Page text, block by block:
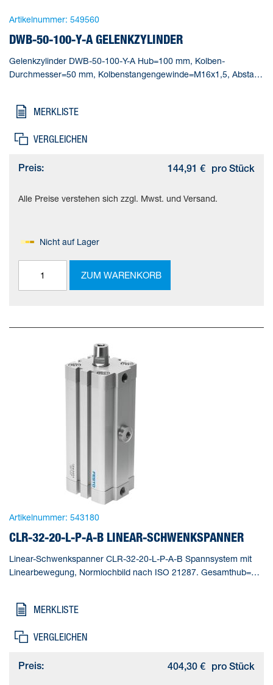
Artikelnummer: 549560
DWB-50-100-Y-A GELENKZYLINDER
Gelenkzylinder DWB-50-100-Y-A Hub=100 mm, Kolben-
Durchmesser=50 mm, Kolbenstangengewinde=M16x1,5, Abstand
MERKLISTE
VERGLEICHEN
Preis: 144,91 € pro Stück
Alle Preise verstehen sich zzgl. Mwst. und Versand.
Nicht auf Lager
ZUM WARENKORB
Artikelnummer: 543180
CLR-32-20-L-P-A-B LINEAR-SCHWENKSPANNER
Linear-Schwenkspanner CLR-32-20-L-P-A-B Spannsystem mit
Linearbewegung, Normlochbild nach ISO 21287. Gesamthub=38
MERKLISTE
VERGLEICHEN
Preis: 404,30 € pro Stück